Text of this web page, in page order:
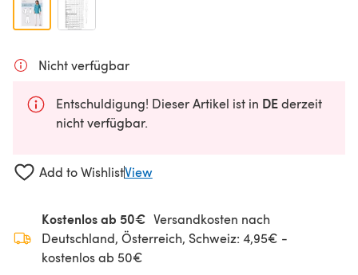
Nicht verfügbar
Entschuldigung! Dieser Artikel ist in DEderzeit
nicht verfügbar.
Add to WishlistView
Kostenlos ab 50€ Versandkosten nach
Deutschland, Österreich, Schweiz: 4,95€ -
kostenlos ab 50€